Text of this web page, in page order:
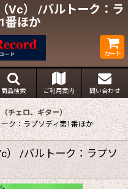
Vc） /バルトーク：ラ
番ほか
カート
商品検索 ご利用案内 問い合わせ
チェロ、ギター）
ク：ラプソディ第1番ほか
） /バルトーク：ラプソ